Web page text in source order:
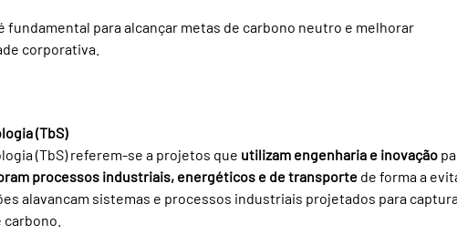
fundamental para alcançar metas de carbono neutro e melhorar
corporativa.
(TbS)
(TbS) referem-se a projetos que utilizam engenharia e inovação
processos industriais, energéticos e de transporte de forma a
alavancam sistemas e processos industriais projetados para